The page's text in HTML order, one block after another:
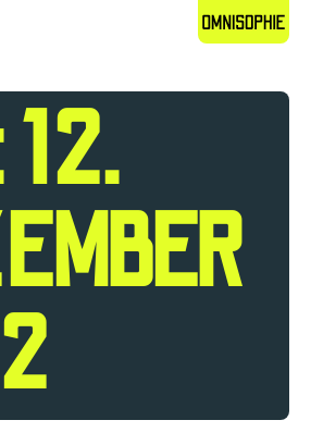
12.